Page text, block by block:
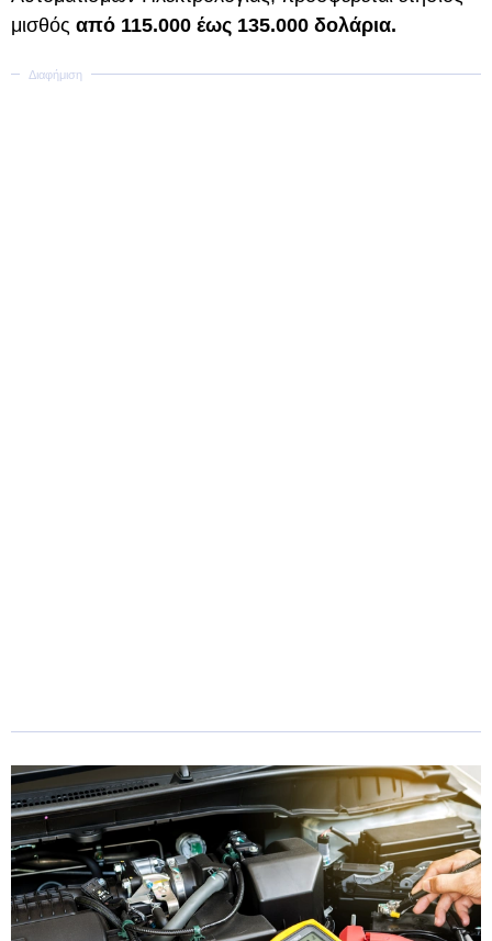
μισθός από 115.000 έως 135.000 δολάρια.